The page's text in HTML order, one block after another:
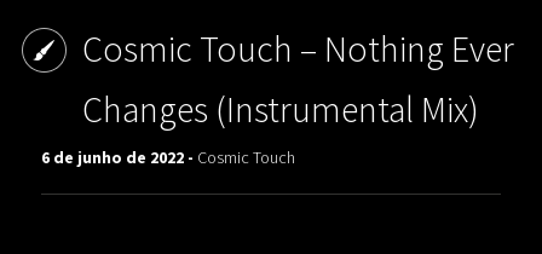
Cosmic Touch ‎– Nothing Ever
Changes (Instrumental Mix)
6 de junho de 2022 - Cosmic Touch